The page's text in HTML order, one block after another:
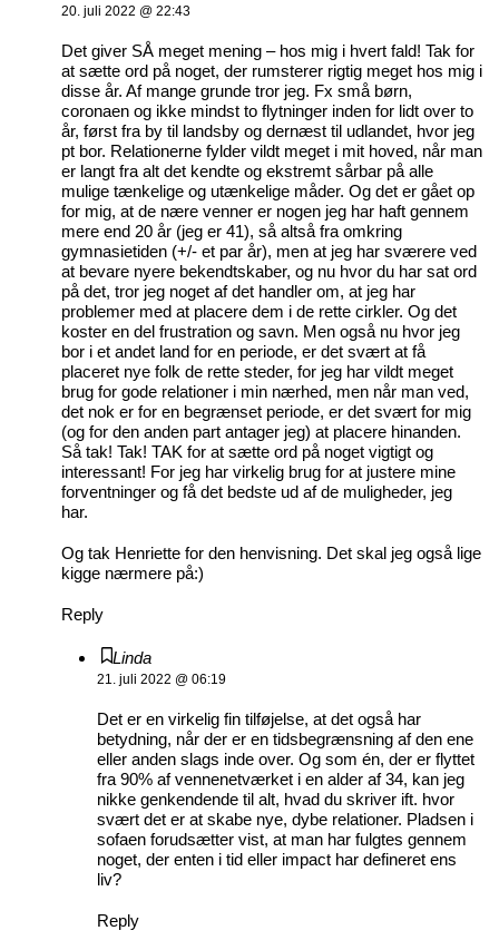
20. juli 2022 @ 22:43
Det giver SÅ meget mening – hos mig i hvert fald! Tak for
at sætte ord på noget, der rumsterer rigtig meget hos mig i
disse år. Af mange grunde tror jeg. Fx små børn,
coronaen og ikke mindst to flytninger inden for lidt over to
år, først fra by til landsby og dernæst til udlandet, hvor jeg
pt bor. Relationerne fylder vildt meget i mit hoved, når man
er langt fra alt det kendte og ekstremt sårbar på alle
mulige tænkelige og utænkelige måder. Og det er gået op
for mig, at de nære venner er nogen jeg har haft gennem
mere end 20 år (jeg er 41), så altså fra omkring
gymnasietiden (+/- et par år), men at jeg har sværere ved
at bevare nyere bekendtskaber, og nu hvor du har sat ord
på det, tror jeg noget af det handler om, at jeg har
problemer med at placere dem i de rette cirkler. Og det
koster en del frustration og savn. Men også nu hvor jeg
bor i et andet land for en periode, er det svært at få
placeret nye folk de rette steder, for jeg har vildt meget
brug for gode relationer i min nærhed, men når man ved,
det nok er for en begrænset periode, er det svært for mig
(og for den anden part antager jeg) at placere hinanden.
Så tak! Tak! TAK for at sætte ord på noget vigtigt og
interessant! For jeg har virkelig brug for at justere mine
forventninger og få det bedste ud af de muligheder, jeg
har.
Og tak Henriette for den henvisning. Det skal jeg også lige
kigge nærmere på:)
Reply
Linda
21. juli 2022 @ 06:19
Det er en virkelig fin tilføjelse, at det også har
betydning, når der er en tidsbegrænsning af den ene
eller anden slags inde over. Og som én, der er flyttet
fra 90% af vennenetværket i en alder af 34, kan jeg
nikke genkendende til alt, hvad du skriver ift. hvor
svært det er at skabe nye, dybe relationer. Pladsen i
sofaen forudsætter vist, at man har fulgtes gennem
noget, der enten i tid eller impact har defineret ens
liv?
Reply